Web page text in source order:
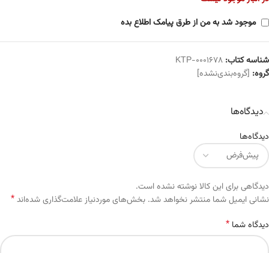
موجود شد به من از طرق پیامک اطلاع بده
شناسه کتاب: KTP-0001678
گروه: [گروه‌بندی‌نشده]
دیدگاه‌ها
دیدگاه‌ها
دیدگاهی برای این کالا نوشته نشده است.
نشانی ایمیل شما منتشر نخواهد شد. بخش‌های موردنیاز علامت‌گذاری شده‌اند*
دیدگاه شما *
Alternative: